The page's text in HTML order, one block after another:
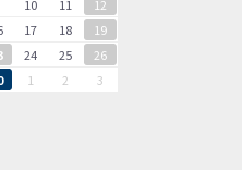
10 11
12
17 18
19
24 25
26
1 2 3